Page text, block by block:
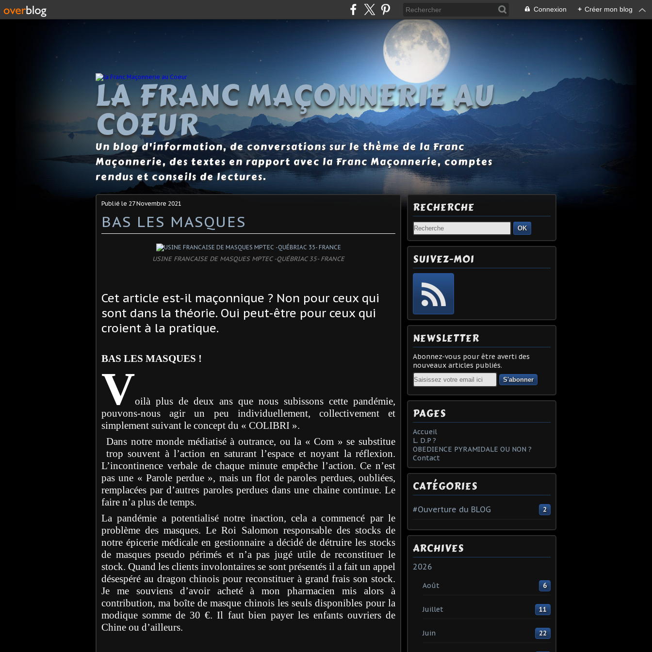
Connexion + Créer mon blog
LA FRANC MAÇONNERIE AU
COEUR
Un blog d'information, de conversations sur le thème de la Franc
Maçonnerie, des textes en rapport avec la Franc Maçonnerie, comptes
rendus et conseils de lectures.
Publié le 27 Novembre 2021
BAS LES MASQUES
USINE FRANCAISE DE MASQUES MPTEC -QUÉBRIAC 35- FRANCE
Cet article est-il maçonnique ? Non pour ceux qui
sont dans la théorie. Oui peut-être pour ceux qui
croient à la pratique.
BAS LES MASQUES !
Voilà plus de deux ans que nous subissons cette pandémie,
pouvons-nous agir un peu individuellement, collectivement et
simplement suivant le concept du « COLIBRI ».
Dans notre monde médiatisé à outrance, ou la « Com » se substitue
trop souvent à l’action en saturant l’espace et noyant la réflexion.
L’incontinence verbale de chaque minute empêche l’action. Ce n’est
pas une « Parole perdue », mais un flot de paroles perdues, oubliées,
remplacées par d’autres paroles perdues dans une chaine continue. Le
faire n’a plus de temps.
La pandémie a potentialisé notre inaction, cela a commencé par le
problème des masques. Le Roi Salomon responsable des stocks de
notre épicerie médicale en gestionnaire a décidé de détruire les stocks
de masques pseudo périmés et n’a pas jugé utile de reconstituer le
stock. Quand les clients involontaires se sont présentés il a fait un appel
désespéré au dragon chinois pour reconstituer à grand frais son stock.
Je me souviens d’avoir acheté à mon pharmacien mis alors à
contribution, ma boîte de masque chinois les seuls disponibles pour la
modique somme de 30 €. Il faut bien payer les enfants ouvriers de
Chine ou d’ailleurs.
https://www.mptec.fr
RECHERCHE
OK
SUIVEZ-MOI
NEWSLETTER
Abonnez-vous pour être averti des
nouveaux articles publiés.
Email
PAGES
Accueil
L. D.P ?
OBEDIENCE PYRAMIDALE OU NON ?
Contact
CATÉGORIES
#Ouverture du BLOG 2
ARCHIVES
2026
Août 6
Juillet 11
Juin 22